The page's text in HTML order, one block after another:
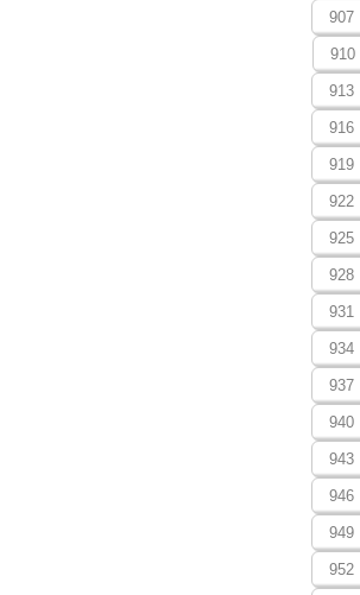
907
910
913
916
919
922
925
928
931
934
937
940
943
946
949
952